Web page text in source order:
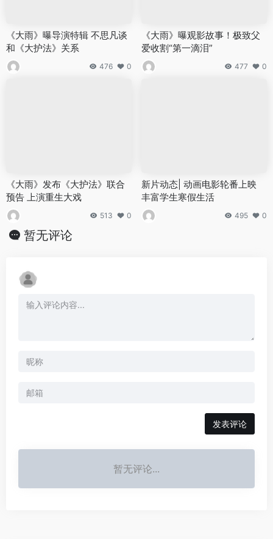
《大雨》曝导演特辑 不思凡谈
和《大护法》关系
476 0
《大雨》曝观影故事！极致父
爱收割“第一滴泪”
477 0
《大雨》发布《大护法》联合
预告 上演重生大戏
513 0
新片动态| 动画电影轮番上映
丰富学生寒假生活
495 0
暂无评论
发表评论
暂无评论...